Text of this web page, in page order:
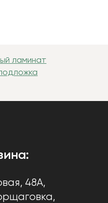
ламинат
48А,
,